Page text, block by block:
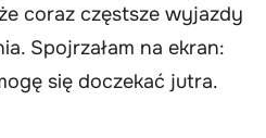
coraz częstsze wyjazdy
Spojrzałam na ekran:
się doczekać jutra.